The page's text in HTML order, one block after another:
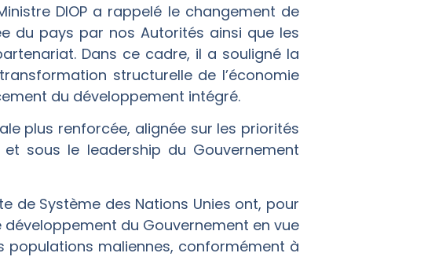
DIOP a rappelé le changement de
du pays par nos Autorités ainsi que les
Dans ce cadre, il a souligné la
structurelle de l’économie
du développement intégré.
plus renforcée, alignée sur les priorités
sous le leadership du Gouvernement
de Système des Nations Unies ont, pour
du Gouvernement en vue
populations maliennes, conformément à